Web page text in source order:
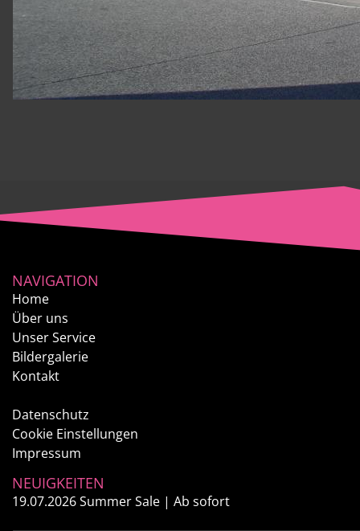
NAVIGATION
Home
Über uns
Unser Service
Bildergalerie
Kontakt
Datenschutz
Cookie Einstellungen
Impressum
NEUIGKEITEN
19.07.2026Summer Sale | Ab sofort